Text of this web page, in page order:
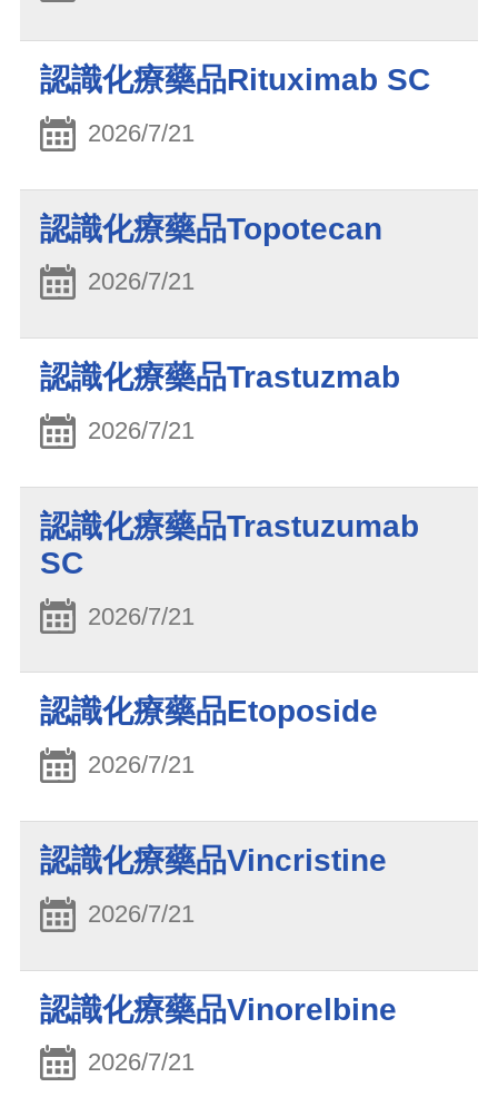
認識化療藥品Rituximab SC
2026/7/21
認識化療藥品Topotecan
2026/7/21
認識化療藥品Trastuzmab
2026/7/21
認識化療藥品Trastuzumab
SC
2026/7/21
認識化療藥品Etoposide
2026/7/21
認識化療藥品Vincristine
2026/7/21
認識化療藥品Vinorelbine
2026/7/21